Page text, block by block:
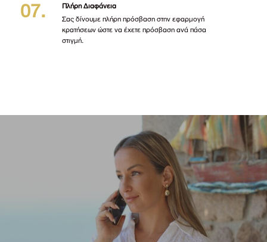
Πλήρη Διαφάνεια
Σας δίνουμε πλήρη πρόσβαση στην εφαρμογή
κρατήσεων ώστε να έχετε πρόσβαση ανά πάσα
στιγμή.